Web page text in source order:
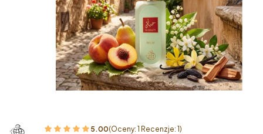
5.00(Oceny: 1 Recenzje: 1)